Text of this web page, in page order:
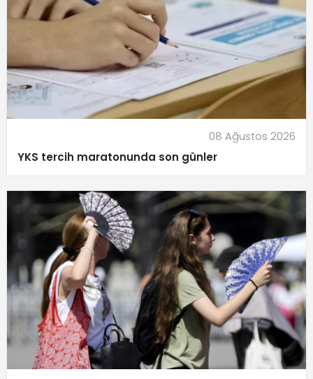
08 Ağustos 2026
YKS tercih maratonunda son günler